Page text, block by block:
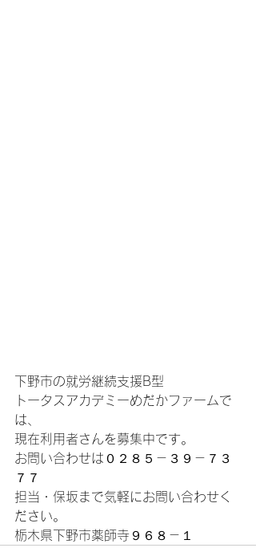
下野市の就労継続支援B型
トータスアカデミーめだかファームで
は、
現在利用者さんを募集中です。
お問い合わせは０２８５－３９－７３
７７
担当・保坂まで気軽にお問い合わせく
ださい。
栃木県下野市薬師寺９６８－１